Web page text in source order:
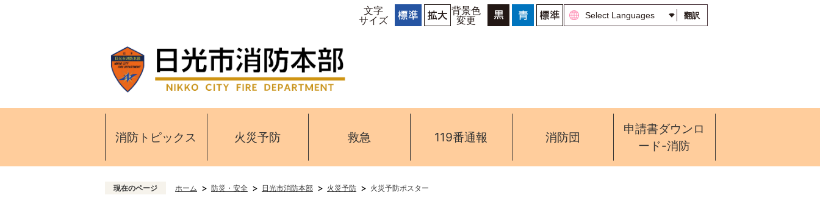
文字
サイズ
背景色
変更
翻訳
消防トピックス 火災予防 救急 119番通報 消防団
申請書ダウンロ
ード-消防
現在のページ ホーム 防災・安全 日光市消防本部 火災予防 火災予防ポスター